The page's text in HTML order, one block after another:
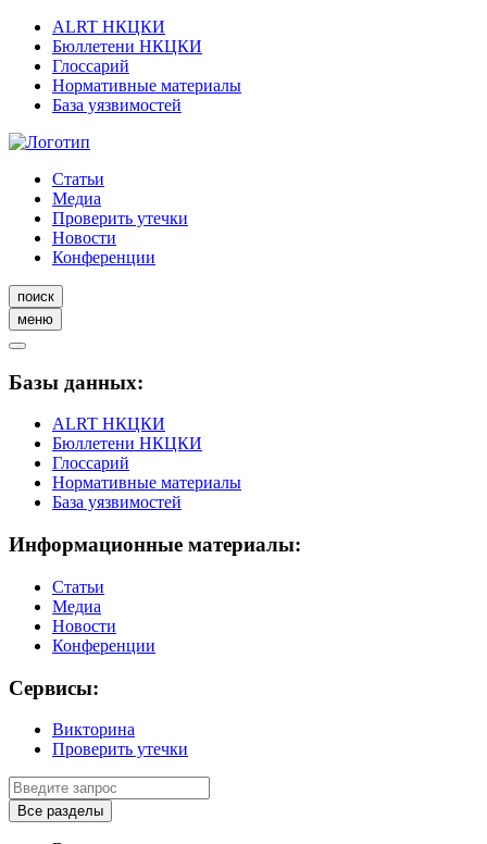
ALRT НКЦКИ
Бюллетени НКЦКИ
Глоссарий
Нормативные материалы
База уязвимостей
Статьи
Медиа
Проверить утечки
Новости
Конференции
поиск
меню
Базы данных:
ALRT НКЦКИ
Бюллетени НКЦКИ
Глоссарий
Нормативные материалы
База уязвимостей
Информационные материалы:
Статьи
Медиа
Новости
Конференции
Сервисы:
Викторина
Проверить утечки
Все разделы